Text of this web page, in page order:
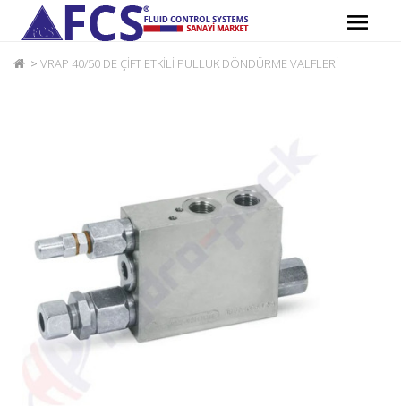
VRAP 40/50 DE ÇİFT ETKİLİ PULLUK DÖNDÜRME VALFLERİ